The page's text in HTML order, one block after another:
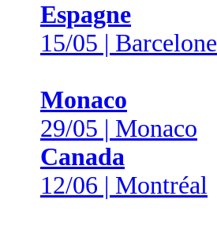
Espagne
15/05 | Barcelone
Monaco
29/05 | Monaco
Canada
12/06 | Montréal